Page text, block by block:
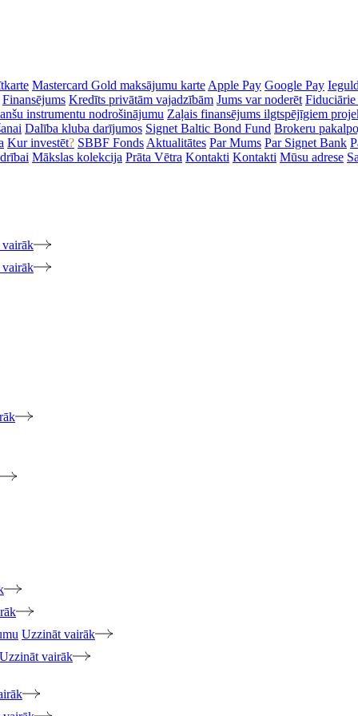
Mastercard Gold maksājumu karte Apple Pay Google Pay
Finansējums Kredīts privātām vajadzībām Jums var noderēt
instrumentu nodrošinājumu Zaļais finansējums ilgtspējīgiem
Dalība kluba darījumos Signet Baltic Bond Fund Brokeru
Kur investēt? SBBF Fonds Aktualitātes Par Mums Par Signet Bank
Mākslas kolekcija Prāta Vētra Kontakti Kontakti Mūsu adrese
Uzzināt vairāk
Uzzināt vairāk